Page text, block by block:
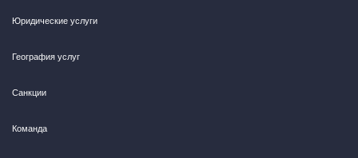
Юридические услуги
География услуг
Санкции
Команда